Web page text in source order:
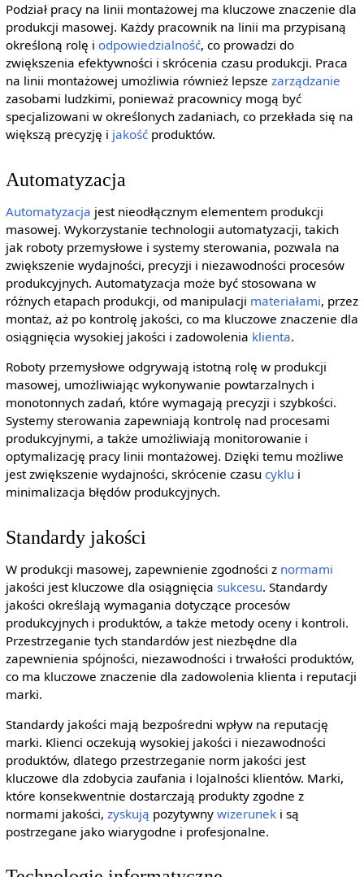
Podział pracy na linii montażowej ma kluczowe znaczenie dla
produkcji masowej. Każdy pracownik na linii ma przypisaną
określoną rolę i odpowiedzialność, co prowadzi do
zwiększenia efektywności i skrócenia czasu produkcji. Praca
na linii montażowej umożliwia również lepsze zarządzanie
zasobami ludzkimi, ponieważ pracownicy mogą być
specjalizowani w określonych zadaniach, co przekłada się na
większą precyzję i jakośćproduktów.
Automatyzacja
Automatyzacja jest nieodłącznym elementem produkcji
masowej. Wykorzystanie technologii automatyzacji, takich
jak roboty przemysłowe i systemy sterowania, pozwala na
zwiększenie wydajności, precyzji i niezawodności procesów
produkcyjnych. Automatyzacja może być stosowana w
różnych etapach produkcji, od manipulacji materiałami, przez
montaż, aż po kontrolę jakości, co ma kluczowe znaczenie dla
osiągnięcia wysokiej jakości i zadowolenia klienta.
Roboty przemysłowe odgrywają istotną rolę w produkcji
masowej, umożliwiając wykonywanie powtarzalnych i
monotonnych zadań, które wymagają precyzji i szybkości.
Systemy sterowania zapewniają kontrolę nad procesami
produkcyjnymi, a także umożliwiają monitorowanie i
optymalizację pracy linii montażowej. Dzięki temu możliwe
jest zwiększenie wydajności, skrócenie czasu cyklu i
minimalizacja błędów produkcyjnych.
Standardy jakości
W produkcji masowej, zapewnienie zgodności z normami
jakości jest kluczowe dla osiągnięcia sukcesu. Standardy
jakości określają wymagania dotyczące procesów
produkcyjnych i produktów, a także metody oceny i kontroli.
Przestrzeganie tych standardów jest niezbędne dla
zapewnienia spójności, niezawodności i trwałości produktów,
co ma kluczowe znaczenie dla zadowolenia klienta i reputacji
marki.
Standardy jakości mają bezpośredni wpływ na reputację
marki. Klienci oczekują wysokiej jakości i niezawodności
produktów, dlatego przestrzeganie norm jakości jest
kluczowe dla zdobycia zaufania i lojalności klientów. Marki,
które konsekwentnie dostarczają produkty zgodne z
normami jakości, zyskują pozytywny wizeruneki są
postrzegane jako wiarygodne i profesjonalne.